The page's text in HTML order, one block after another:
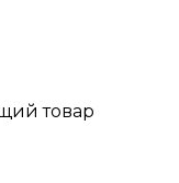
товар